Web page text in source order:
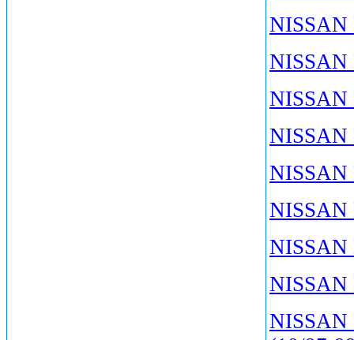
NISSAN
NISSAN
NISSAN
NISSAN
NISSAN
NISSAN